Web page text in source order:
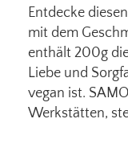
Entdecke
mit dem
enthält 200g
Liebe und
vegan ist.
Werkstätten,